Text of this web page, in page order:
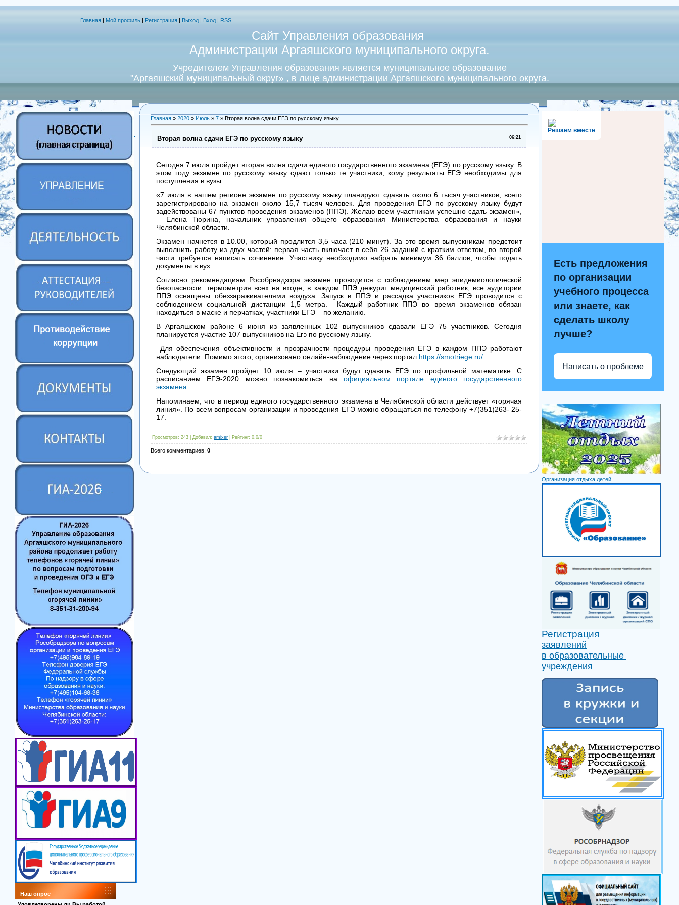
Главная| Мой профиль| Регистрация Выход| Вход RSS
Сайт Управления образования
Администрации Аргаяшского муниципального округа.
Учредителем Управления образования является муниципальное образование
"Аргаяшский муниципальный округ» , в лице администрации Аргаяшского муниципального округа.
Наш опрос
Главная » 2020 » Июль » 7 » Вторая волна сдачи ЕГЭ по русскому языку
06:21
Вторая волна сдачи ЕГЭ по русскому языку
Сегодня 7 июля пройдет вторая волна сдачи единого государственного экзамена (ЕГЭ) по русскому языку. В
этом году экзамен по русскому языку сдают только те участники, кому результаты ЕГЭ необходимы для
поступления в вузы.
«7 июля в нашем регионе экзамен по русскому языку планируют сдавать около 6 тысяч участников, всего
зарегистрировано на экзамен около 15,7 тысяч человек. Для проведения ЕГЭ по русскому языку будут
задействованы 67 пунктов проведения экзаменов (ППЭ). Желаю всем участникам успешно сдать экзамен»,
– Елена Тюрина, начальник управления общего образования Министерства образования и науки
Челябинской области.
Экзамен начнется в 10.00, который продлится 3,5 часа (210 минут). За это время выпускникам предстоит
выполнить работу из двух частей: первая часть включает в себя 26 заданий с кратким ответом, во второй
части требуется написать сочинение. Участнику необходимо набрать минимум 36 баллов, чтобы подать
документы в вуз.
Согласно рекомендациям Рособрнадзора экзамен проводится с соблюдением мер эпидемиологической
безопасности: термометрия всех на входе, в каждом ППЭ дежурит медицинский работник, все аудитории
ППЭ оснащены обеззараживателями воздуха. Запуск в ППЭ и рассадка участников ЕГЭ проводится с
соблюдением социальной дистанции 1,5 метра. Каждый работник ППЭ во время экзаменов обязан
находиться в маске и перчатках, участники ЕГЭ – по желанию.
В Аргаяшском районе 6 июня из заявленных 102 выпускников сдавали ЕГЭ 75 участников. Сегодня
планируется участие 107 выпускников на Егэ по русскому языку.
Для обеспечения объективности и прозрачности процедуры проведения ЕГЭ в каждом ППЭ работают
наблюдатели. Помимо этого, организовано онлайн-наблюдение через портал https://smotriege.ru/
Следующий экзамен пройдет 10 июля – участники будут сдавать ЕГЭ по профильной математике. С
расписанием ЕГЭ-2020 можно познакомиться на официальном портале единого государственного
экзамена
Напоминаем, что в период единого государственного экзамена в Челябинской области действует «горячая
линия». По всем вопросам организации и проведения ЕГЭ можно обращаться по телефону +7(351)263- 25-
17.
Просмотров: 243 | Добавил: amixer Рейтинг: 0.0/0
Всего комментариев: 0
Решаем вместе
Есть предложения
по организации
учебного процесса
или знаете, как
сделать школу
лучше?
Написать о проблеме
Организация отдыха детей
Регистрация
заявлений
в образовательные
учреждения